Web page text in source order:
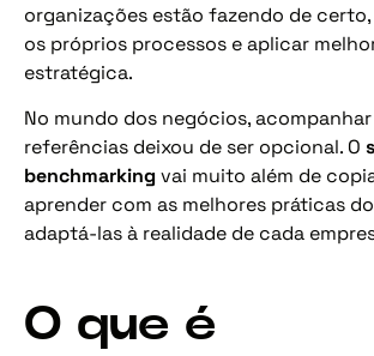
organizações estão fazendo de
os próprios processos e aplicar
estratégica.
No mundo dos negócios,
referências deixou de ser opcional. O
benchmarkingvai muito além de
aprender com as melhores práticas
adaptá-las à realidade de cada
O que é